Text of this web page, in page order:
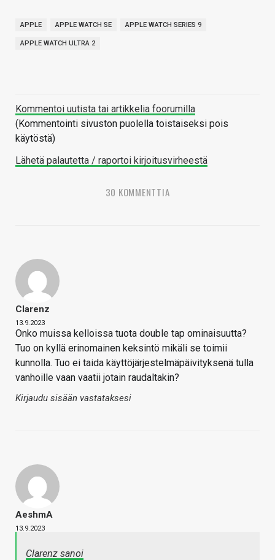
APPLE APPLE WATCH SE APPLE WATCH SERIES 9
APPLE WATCH ULTRA 2
Kommentoi uutista tai artikkelia foorumilla
(Kommentointi sivuston puolella toistaiseksi pois
käytöstä)
Lähetä palautetta / raportoi kirjoitusvirheestä
30 KOMMENTTIA
Clarenz
13.9.2023
Onko muissa kelloissa tuota double tap ominaisuutta?
Tuo on kyllä erinomainen keksintö mikäli se toimii
kunnolla. Tuo ei taida käyttöjärjestelmäpäivityksenä tulla
vanhoille vaan vaatii jotain raudaltakin?
Kirjaudu sisään vastataksesi
AeshmA
13.9.2023
Clarenz sanoi